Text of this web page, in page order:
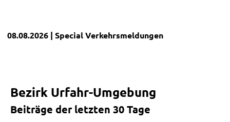
08.08.2026 | SpecialVerkehrsmeldungen
Bezirk Urfahr-Umgebung
Beiträge der letzten 30 Tage